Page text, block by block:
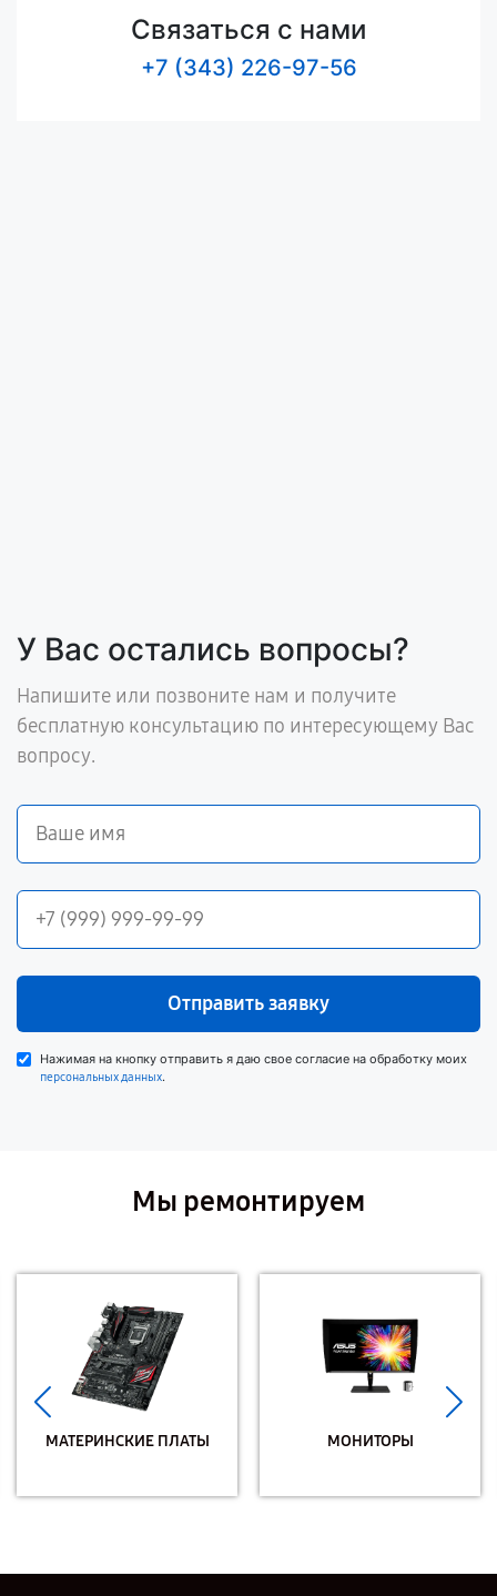
Связаться с нами
+7 (343) 226-97-56
У Вас остались вопросы?
Напишите или позвоните нам и получите
бесплатную консультацию по интересующему Вас
вопросу.
Отправить заявку
Нажимая на кнопку отправить я даю свое согласие на обработку моих
персональных данных.
Мы ремонтируем
МАТЕРИНСКИЕ ПЛАТЫ МОНИТОРЫ